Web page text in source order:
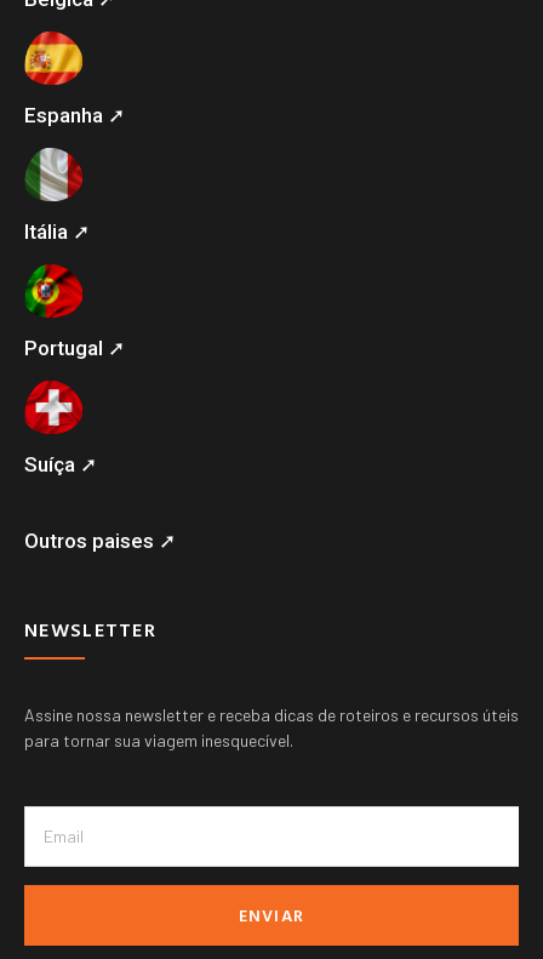
Espanha ➚
Itália ➚
Portugal ➚
Suíça ➚
Outros paises ➚
NEWSLETTER
Assine nossa newsletter e receba dicas de roteiros e recursos úteis
para tornar sua viagem inesquecível.
ENVIAR